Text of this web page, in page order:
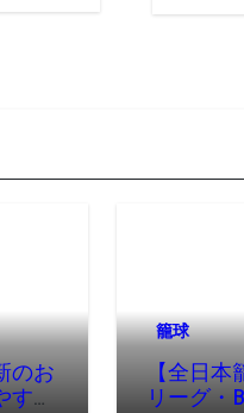
のお
す
籠球
【全日本
リーグ・